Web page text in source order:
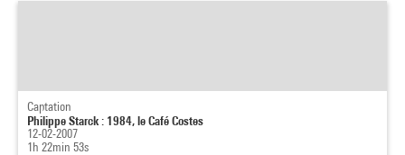
Captation
Philippe Starck : 1984, le Café Costes
12-02-2007
1h 22min 53s